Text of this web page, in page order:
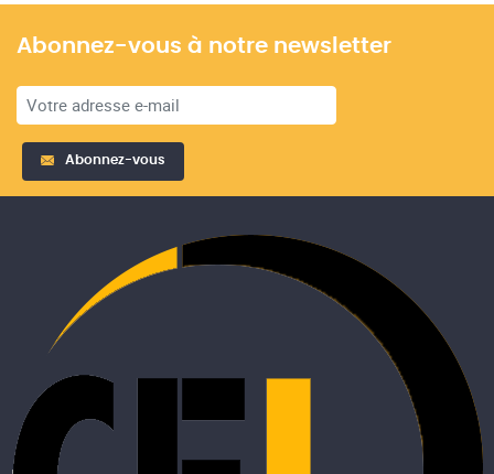
Abonnez-vous à notre newsletter
Abonnez-vous